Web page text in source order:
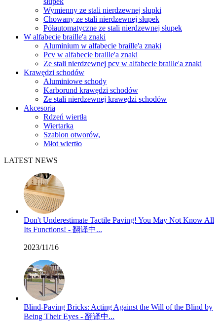
Wymienny ze stali nierdzewnej słupki
Chowany ze stali nierdzewnej słupek
Półautomatyczne ze stali nierdzewnej słupek
W alfabecie braille'a znaki
Aluminium w alfabecie braille'a znaki
Pcv w alfabecie braille'a znaki
Ze stali nierdzewnej pcv w alfabecie braille'a znaki
Krawędzi schodów
Aluminiowe schody
Karborund krawędzi schodów
Ze stali nierdzewnej krawędzi schodów
Akcesoria
Rdzeń wiertła
Wiertarka
Szablon otworów,
Młot wiertło
LATEST NEWS
Don't Underestimate Tactile Paving! You May Not Know All
Its Functions! - 翻译中...
2023/11/16
Blind-Paving Bricks: Acting Against the Will of the Blind by
Being Their Eyes - 翻译中...